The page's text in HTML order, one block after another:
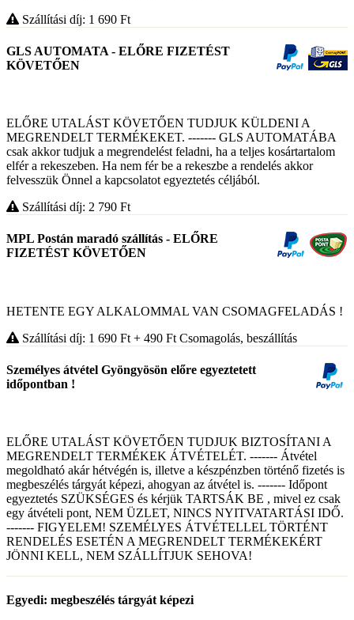
Szállítási díj: 1 690 Ft
GLS AUTOMATA - ELŐRE FIZETÉST
KÖVETŐEN
ELŐRE UTALÁST KÖVETŐEN TUDJUK KÜLDENI A
MEGRENDELT TERMÉKEKET. ------- GLS AUTOMATÁBA
csak akkor tudjuk a megrendelést feladni, ha a teljes kosártartalom
elfér a rekeszeben. Ha nem fér be a rekeszbe a rendelés akkor
felvesszük Önnel a kapcsolatot egyeztetés céljából.
Szállítási díj: 2 790 Ft
MPL Postán maradó szállítás - ELŐRE
FIZETÉST KÖVETŐEN
HETENTE EGY ALKALOMMAL VAN CSOMAGFELADÁS !
Szállítási díj: 1 690 Ft + 490 Ft Csomagolás, beszállítás
Személyes átvétel Gyöngyösön előre egyeztetett
időpontban !
ELŐRE UTALÁST KÖVETŐEN TUDJUK BIZTOSÍTANI A
MEGRENDELT TERMÉKEK ÁTVÉTELÉT. ------- Átvétel
megoldható akár hétvégén is, illetve a készpénzben történő fizetés is
megbeszélés tárgyát képezi, ahogyan az átvétel is. ------- Időpont
egyeztetés SZÜKSÉGES és kérjük TARTSÁK BE , mivel ez csak
egy átvételi pont, NEM ÜZLET, NINCS NYITVATARTÁSI IDŐ.
------- FIGYELEM! SZEMÉLYES ÁTVÉTELLEL TÖRTÉNT
RENDELÉS ESETÉN A MEGRENDELT TERMÉKEKÉRT
JÖNNI KELL, NEM SZÁLLÍTJUK SEHOVA!
Egyedi: megbeszélés tárgyát képezi